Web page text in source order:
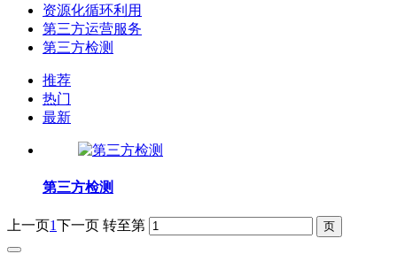
资源化循环利用
第三方运营服务
第三方检测
推荐
热门
最新
第三方检测
上一页1下一页 转至第